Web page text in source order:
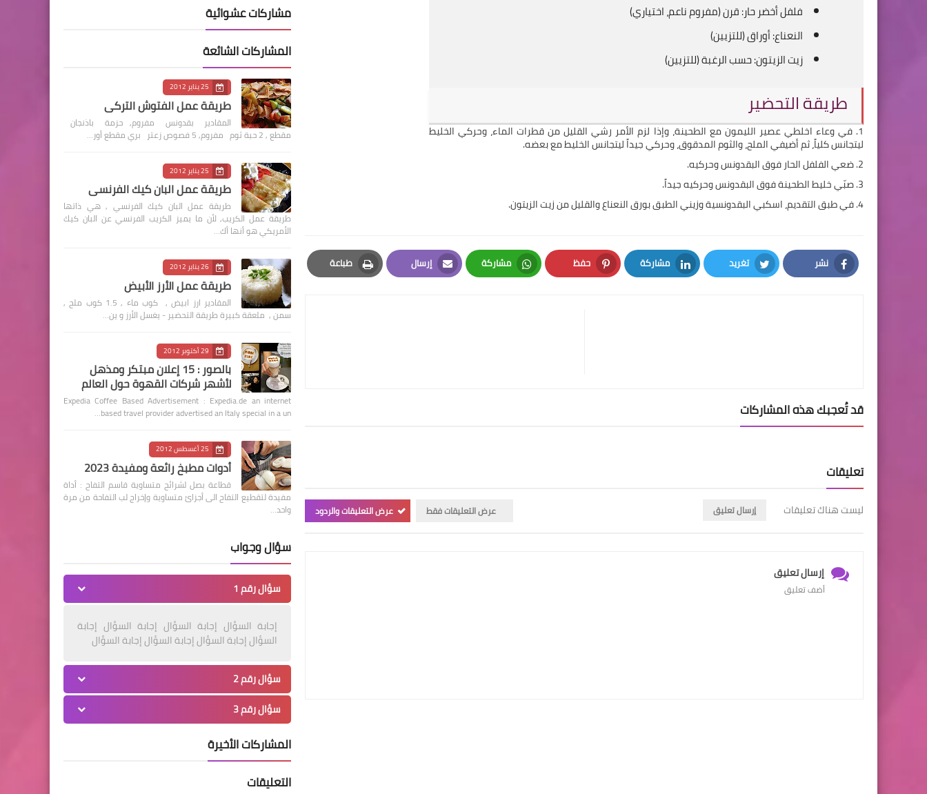
فلفل أخضر حار: قرن (مفروم ناعم، اختياري)
النعناع: أوراق (للتزيين)
زيت الزيتون: حسب الرغبة (للتزيين)
طريقة التحضير
1. في وعاء اخلطي عصير الليمون مع الطحينة، وإذا لزم الأمر رشي القليل من قطرات الماء، وحركي الخليط
ليتجانس كلياً، ثم أضيفي الملح، والثوم المدقوق، وحركي جيداً ليتجانس الخليط مع بعضه.
2. ضعي الفلفل الحار فوق البقدونس وحركيه.
3. صبّي خليط الطحينة فوق البقدونس وحركيه جيداً.
4. في طبق التقديم، اسكبي البقدونسية وزيني الطبق بورق النعناع والقليل من زيت الزيتون.
نشر
Facebook
تغريد
Twitter
مشاركة
LinkedIn
حفظ
Pinterest
مشاركة
Whatsapp
إرسال
Email
طباعة
Print
قد تُعجبك هذه المشاركات
تعليقات
ليست هناك تعليقات إرسال تعليق عرض التعليقات فقط عرض التعليقات والردود
إرسال تعليق
أضف تعليق
مشاركات عشوائية
المشاركات الشائعة
25 يناير 2012
طريقة عمل الفتوش التركي
المقادير بقدونس مفروم, حزمة باذنجان
مقطع , 2 حبة ثوم مفروم, 5 فصوص زعتر بري مقطع أور…
25 يناير 2012
طريقة عمل البان كيك الفرنسي
طريقة عمل البان كيك الفرنسي , هي ذاتها
طريقة عمل الكريب, لأن ما يميز الكريب الفرنسي عن البان كيك
الأمريكي هو أنها أك…
26 يناير 2012
طريقة عمل الأرز الأبيض
المقادير ارز ابيض , كوب ماء , 1.5 كوب ملح ,
سمن , ملعقة كبيرة طريقة التحضير - يغسل الأرز و ين…
29 أكتوبر 2012
بالصور : 15 إعلان مبتكر ومذهل
لأشهر شركات القهوة حول العالم
Expedia Coffee Based Advertisement : Expedia.de an internet
based travel provider advertised an Italy special in a un…
25 أغسطس 2012
أدوات مطبخ رائعة ومفيدة 2023
قطاعة بصل لشرائح متساوية قاسم التفاح : أداة
مفيدة لتقطيع التفاح الى أجزائ متساوية وإخراج لب التفاحة من مرة
واحد…
سؤال وجواب
سؤال رقم 1
إجابة السؤال إجابة السؤال إجابة السؤال إجابة
السؤال إجابة السؤال إجابة السؤال إجابة السؤال
سؤال رقم 2
سؤال رقم 3
المشاركات الأخيرة
التعليقات